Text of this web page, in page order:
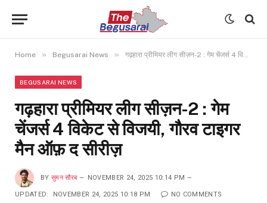
Home » Begusarai News » गढ़हारा प्रीमियर लीग सीज़न-2 : गेम चेंजर्स 4 विकेट से विजयी, गौरव टाइगर मैन ऑफ़ द सीरीज़
BEGUSARAI NEWS
गढ़हारा प्रीमियर लीग सीज़न-2 : गेम
चेंजर्स 4 विकेट से विजयी, गौरव टाइगर
मैन ऑफ़ द सीरीज़
BY सुमन सौरब NOVEMBER 24, 2025 10:14 PM
UPDATED: NOVEMBER 24, 2025 10:18 PM NO COMMENTS